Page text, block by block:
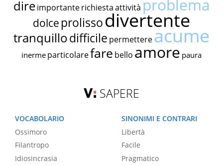
dire importante richiestaattività problema
dolce prolissodivertente
tranquillodifficile permettereacume
inerme particolarefare bello amore paura
SAPERE
VOCABOLARIO
Ossimoro
Filantropo
Idiosincrasia
SINONIMI E CONTRARI
Libertà
Facile
Pragmatico